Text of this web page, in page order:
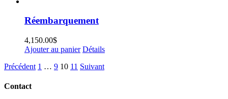
Réembarquement
4,150.00$
Ajouter au panier Détails
Précédent 1 … 9 10 11 Suivant
Contact